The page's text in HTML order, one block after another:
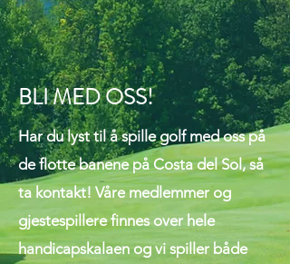
BLI MED OSS!
Har du lyst til å spille golf med oss på
de flotte banene på Costa del Sol, så
ta kontakt! Våre medlemmer og
gjestespillere finnes over hele
handicapskalaen og vi spiller både